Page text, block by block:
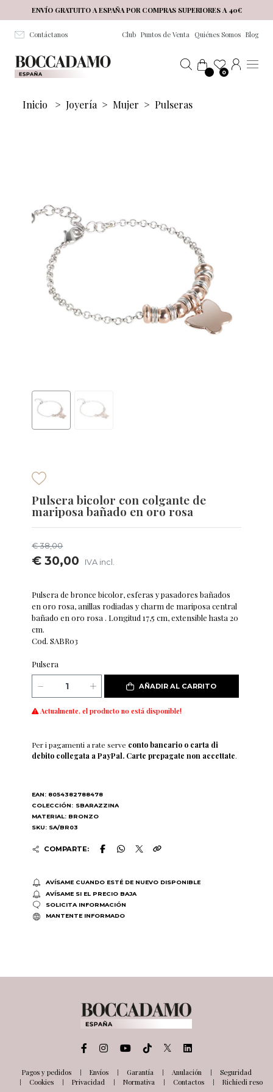
Salta al contenuto principale
ENVÍO GRATUITO A ESPAÑA POR COMPRAS SUPERIORES A 40€
Contáctanos Club Puntos de Venta Quiénes Somos Blog
0
Inicio > Joyería > Mujer > Pulseras
Pulsera bicolor con colgante de
mariposa bañado en oro rosa
€ 38,00
€ 30,00 IVA incl.
Pulsera de bronce bicolor, esferas y pasadores bañados
en oro rosa, anillas rodiadas y charm de mariposa central
bañado en oro rosa . Longitud 17,5 cm, extensible hasta 20
cm.
Cod. SABR03
Pulsera
AÑADIR AL CARRITO
Actualmente, el producto no está disponible!
Per i pagamenti a rate serve conto bancario o carta di
debito collegata a PayPal. Carte prepagate non accettate.
EAN: 8054382788478
COLECCIÓN: SBARAZZINA
MATERIAL: BRONZO
SKU: SA/BR03
COMPARTE:
AVÍSAME CUANDO ESTÉ DE NUEVO DISPONIBLE
AVÍSAME SI EL PRECIO BAJA
SOLICITA INFORMACIÓN
MANTENTE INFORMADO
Pagos y pedidos Envíos Garantía Anulación
Seguridad
Cookies
Privacidad Normativa Contactos Richiedi reso